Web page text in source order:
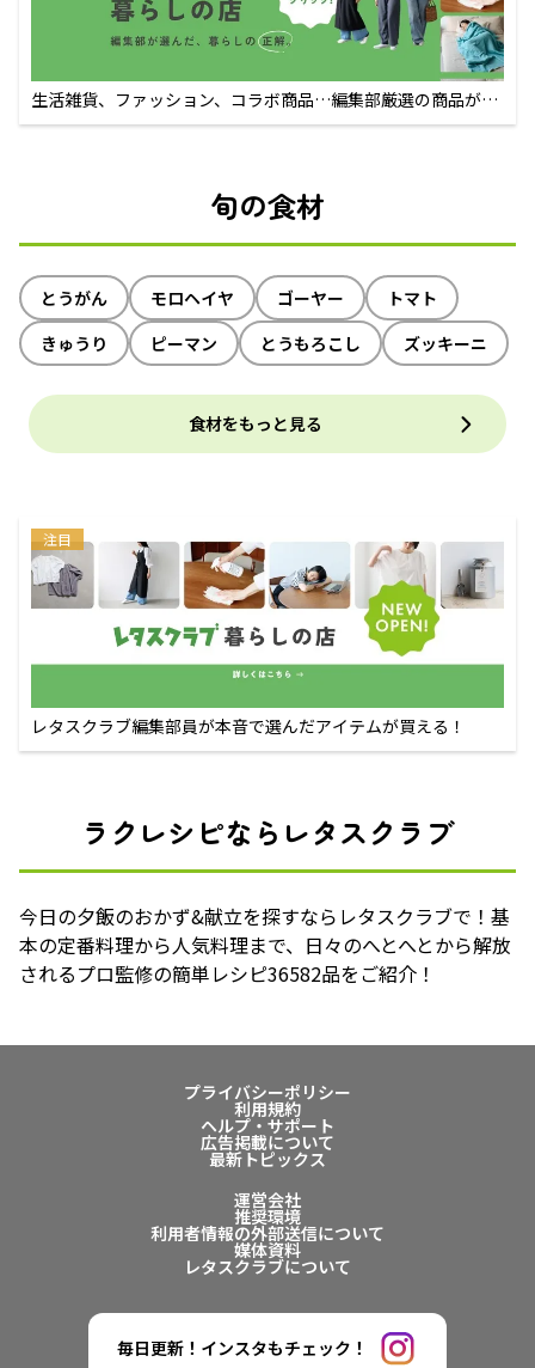
生活雑貨、ファッション、コラボ商品…編集部厳選の商品が買
えるECサイト
旬の食材
とうがん モロヘイヤ ゴーヤー
トマト
きゅうり
ピーマン とうもろこし ズッキーニ
食材をもっと見る
注目
レタスクラブ編集部員が本音で選んだアイテムが買える！
ラクレシピならレタスクラブ
今日の夕飯のおかず&献立を探すならレタスクラブで！基
本の定番料理から人気料理まで、日々のへとへとから解放
されるプロ監修の簡単レシピ36582品をご紹介！
プライバシーポリシー
利用規約
ヘルプ・サポート
広告掲載について
最新トピックス
運営会社
推奨環境
利用者情報の外部送信について
媒体資料
レタスクラブについて
毎日更新！インスタもチェック！